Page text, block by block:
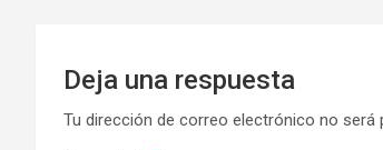
Deja una respuesta
Tu dirección de correo electrónico no será